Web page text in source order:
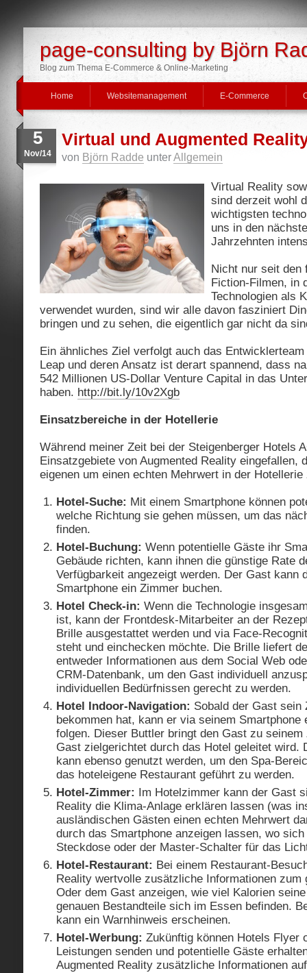
page-consulting by Björn
Blog zum Thema E-Commerce & Online-Marketing
Home Websitemanagement E-Commerce
5
Nov/14
Virtual und Augmented
von Björn Radde unterAllgemein
Virtual Reality
sind derzeit wohl
wichtigsten
uns in den
Jahrzehnten
Nicht nur seit den
Fiction-Filmen, in
Technologien als
verwendet wurden, sind wir alle davon fasziniert
bringen und zu sehen, die eigentlich gar nicht da
Ein ähnliches Ziel verfolgt auch das
Leap und deren Ansatz ist derart spannend, dass
542 Millionen US-Dollar Venture Capital in das
haben. http://bit.ly/10v2Xgb
Einsatzbereiche in der Hotellerie
Während meiner Zeit bei der Steigenberger Hotels
Einsatzgebiete von Augmented Reality eingefallen,
eigenen um einen echten Mehrwert in der
Hotel-Suche: Mit einem Smartphone können
welche Richtung sie gehen müssen, um das
finden.
Hotel-Buchung: Wenn potentielle Gäste ihr
Gebäude richten, kann ihnen die günstige Rate
Verfügbarkeit angezeigt werden. Der Gast kann
Smartphone ein Zimmer buchen.
Hotel Check-in: Wenn die Technologie
ist, kann der Frontdesk-Mitarbeiter an der
Brille ausgestattet werden und via Face-
steht und einchecken möchte. Die Brille liefert
entweder Informationen aus dem Social Web
CRM-Datenbank, um den Gast individuell
individuellen Bedürfnissen gerecht zu werden.
Hotel Indoor-Navigation: Sobald der Gast sein
bekommen hat, kann er via seinem Smartphone
folgen. Dieser Buttler bringt den Gast zu
Gast zielgerichtet durch das Hotel geleitet wird.
kann ebenso genutzt werden, um den Spa-
das hoteleigene Restaurant geführt zu werden.
Hotel-Zimmer: Im Hotelzimmer kann der Gast
Reality die Klima-Anlage erklären lassen (was
ausländischen Gästen einen echten Mehrwert
durch das Smartphone anzeigen lassen, wo
Steckdose oder der Master-Schalter für das
Hotel-Restaurant: Bei einem Restaurant-
Reality wertvolle zusätzliche Informationen zum
Oder dem Gast anzeigen, wie viel Kalorien
genauen Bestandteile sich im Essen befinden.
kann ein Warnhinweis erscheinen.
Hotel-Werbung: Zukünftig können Hotels Flyer
Leistungen senden und potentielle Gäste
Augmented Reality zusätzliche Informationen